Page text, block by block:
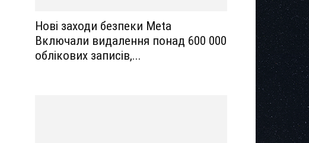
Нові заходи безпеки Meta
Включали видалення понад 600 000
облікових записів,...